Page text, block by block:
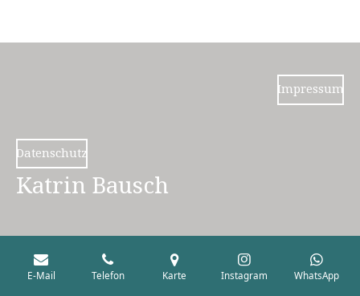
Impressum
Datenschutz
Katrin Bausch
E-Mail Telefon Karte Instagram WhatsApp